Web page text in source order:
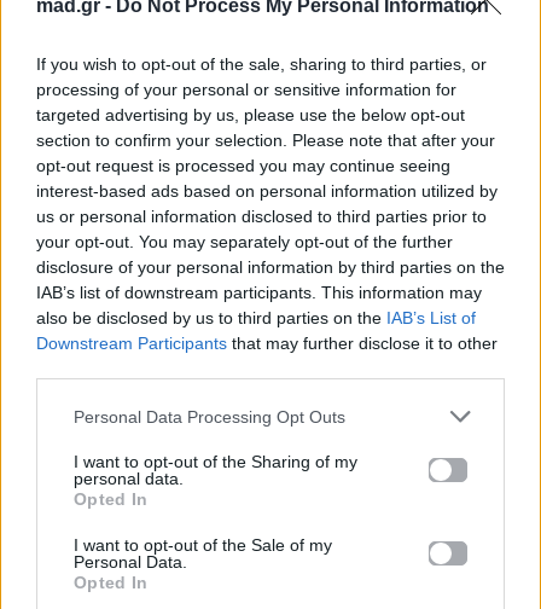
mad.gr - Do Not Process My Personal Information
If you wish to opt-out of the sale, sharing to third parties, or
processing of your personal or sensitive information for
targeted advertising by us, please use the below opt-out
section to confirm your selection. Please note that after your
opt-out request is processed you may continue seeing
interest-based ads based on personal information utilized by
us or personal information disclosed to third parties prior to
your opt-out. You may separately opt-out of the further
disclosure of your personal information by third parties on the
IAB’s list of downstream participants. This information may
also be disclosed by us to third parties on the IAB’s List of
Downstream Participants that may further disclose it to other
Personal Data Processing Opt Outs
I want to opt-out of the Sharing of my
personal data.
Opted In
I want to opt-out of the Sale of my
Personal Data.
Opted In
ΕΛΕΝΗ ΦΟΥΡΕΪΡΑ
Ακολουθήστε το
Mad.gr στο Google
News
Ακολουθήστε το
Mad.gr στο MSN
Μοιράσου αυτό το άρθρο